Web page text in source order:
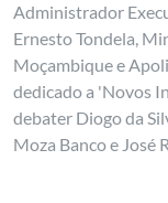
Administrador
Ernesto Tondela,
Moçambique e
dedicado a 'Novos
debater Diogo da
Moza Banco e José